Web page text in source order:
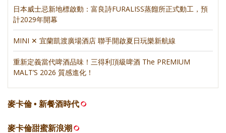
日本威士忌新地標啟動：富良詩FURALISS蒸餾所正式動工，預
計2029年開幕
MINI ✕ 宜蘭凱渡廣場酒店 聯手開啟夏日玩樂新航線
重新定義當代啤酒品味！三得利頂級啤酒 The PREMIUM
MALT’S 2026 質感進化！
麥卡倫 • 新餐酒時代
麥卡倫甜蜜新浪潮